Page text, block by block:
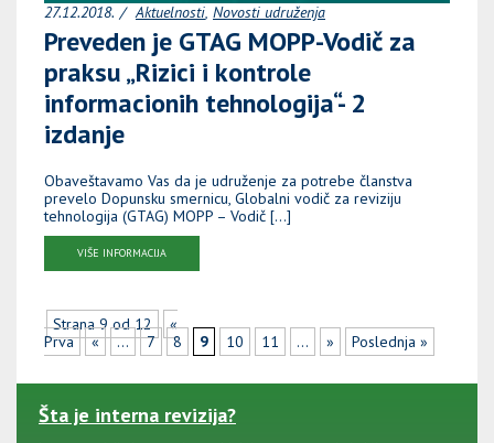
27.12.2018. Aktuelnosti Novosti udruženja
Preveden je GTAG MOPP-Vodič za
praksu „Rizici i kontrole
informacionih tehnologija“- 2
izdanje
Obaveštavamo Vas da je udruženje za potrebe članstva
prevelo Dopunsku smernicu, Globalni vodič za reviziju
tehnologija (GTAG) MOPP – Vodič […]
VIŠE INFORMACIJA
Strana 9 od 12
«
Prva
« ... 7 8 9 10 11 ... » Poslednja »
Šta je interna revizija?